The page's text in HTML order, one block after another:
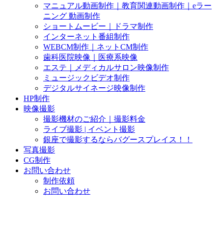
マニュアル動画制作｜教育関連動画制作｜eラー
ニング 動画制作
ショートムービー｜ドラマ制作
インターネット番組制作
WEBCM制作｜ネットCM制作
歯科医院映像｜医療系映像
エステ｜メディカルサロン映像制作
ミュージックビデオ制作
デジタルサイネージ映像制作
HP制作
映像撮影
撮影機材のご紹介｜撮影料金
ライブ撮影 | イベント撮影
銀座で撮影するならバグースプレイス！！
写真撮影
CG制作
お問い合わせ
制作依頼
お問い合わせ